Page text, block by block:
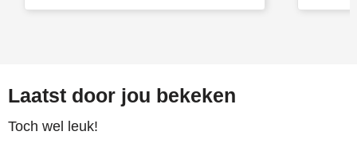
Laatst door jou bekeken
Toch wel leuk!